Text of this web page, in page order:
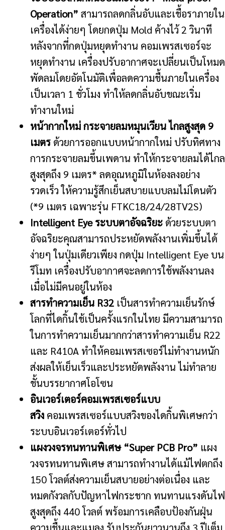
Operation” สามารถลดกลิ่นอับและเชื้อราภายใน
เครื่องได้ง่ายๆ โดยกดปุ่ม Mold ค้างไว้ 2 วินาที
หลังจากที่กดปุ่มหยุดทำงาน คอมเพรสเซอร์จะ
หยุดทำงาน เครื่องปรับอากาศจะเปลี่ยนเป็นโหมด
พัดลมโดยอัตโนมัติเพื่อลดความชื้นภายในเครื่อง
เป็นเวลา 1 ชั่วโมง ทำให้ลดกลิ่นอับขณะเริ่ม
ทำงานใหม่
หน้ากากใหม่ กระจายลมหมุนเวียน ไกลสูงสุด 9
เมตร ด้วยการออกแบบหน้ากากใหม่ ปรับทิศทาง
การกระจายลมขึ้นเพดาน ทำให้กระจายลมได้ไกล
สูงสุดถึง 9 เมตร* ลดอุณหภูมิในห้องลงอย่าง
รวดเร็ว ให้ความรู้สึกเย็นสบายแบบลมไม่โดนตัว
(*9 เมตร เฉพาะรุ่น FTKC18/24/28TV2S)
Intelligent Eye ระบบตาอัจฉริยะ ด้วยระบบตา
อัจฉริยะคุณสามารถประหยัดพลังงานเพิ่มขึ้นได้
ง่ายๆ ในปุ่มเดียวเพียง กดปุ่ม Intelligent Eye บน
รีโมท เครื่องปรับอากาศจะลดการใช้พลังงานลง
เมื่อไม่มีคนอยู่ในห้อง
สารทำความเย็น R32 เป็นสารทำความเย็นรักษ์
โลกที่ไดกิ้นใช้เป็นครั้งแรกในไทย มีความสามารถ
ในการทำความเย็นมากกว่าสารทำความเย็น R22
และ R410A ทำให้คอมเพรสเซอร์ไม่ทำงานหนัก
ส่งผลให้เย็นเร็วและประหยัดพลังงาน ไม่ทำลาย
ชั้นบรรยากาศโอโซน
อินเวอร์เตอร์คอมเพรสเซอร์แบบ
สวิง คอมเพรสเซอร์แบบสวิงของไดกิ้นพิเศษกว่า
ระบบอินเวอร์เตอร์ทั่วไป
แผงวงจรทนทานพิเศษ “Super PCB Pro” แผง
วงจรทนทานพิเศษ สามารถทำงานได้แม้ไฟตกถึง
150 โวลต์ส่งความเย็นสบายอย่างต่อเนื่อง และ
หมดกังวลกับปัญหาไฟกระชาก ทนทานแรงดันไฟ
สูงสุดถึง 440 โวลต์ พร้อมการเคลือบป้องกันฝุ่น
ความชื้นและแมลง รับประกันยาวนานถึง 3 ปีเต็ม